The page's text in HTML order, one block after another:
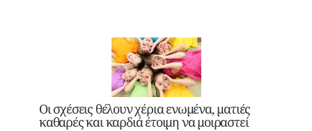
Οι σχέσεις θέλουν χέρια ενωμένα, ματιές
καθαρές και καρδιά έτοιμη να μοιραστεί